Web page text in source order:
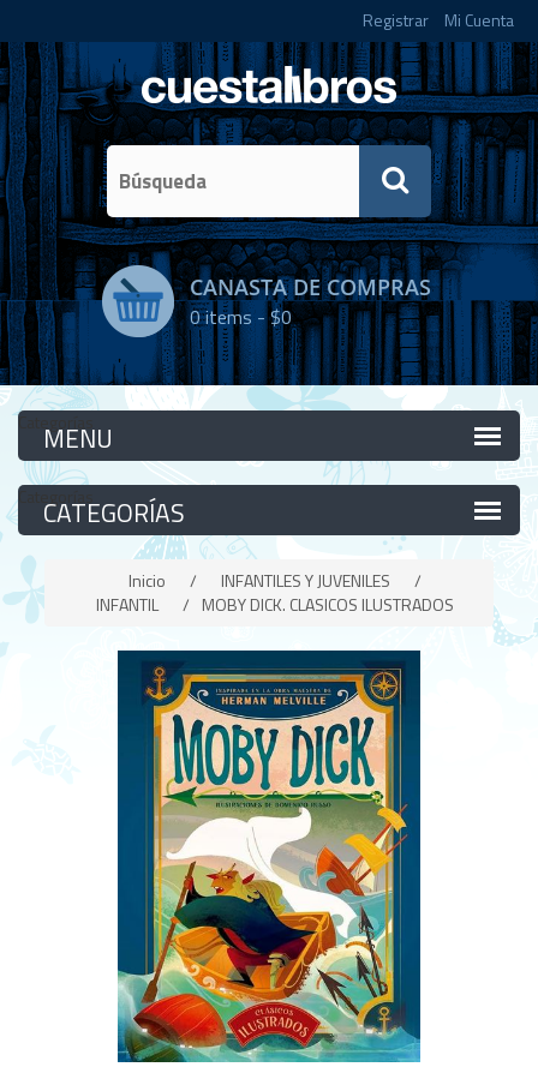
Registrar Mi Cuenta
CANASTA DE COMPRAS
0items -$0
Categorías
Categorías
Inicio / INFANTILES Y JUVENILES
/
INFANTIL
/ MOBY DICK. CLASICOS ILUSTRADOS